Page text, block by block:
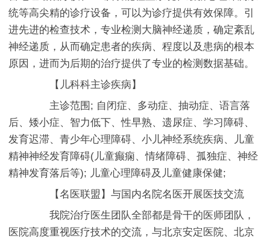
统等高尖精的诊疗设备，可以为诊疗提供有效保障。引
进先进的检查技术，专业检测大脑神经递质，确定紊乱
神经递质，从而确定患者的疾病、程度以及患病的根本
原因，进而为后期的治疗提供了专业的检测数据基础。
【儿科科主诊疾病】
主诊范围; 自闭症、多动症、抽动症、语言落
后、矮小症、智力低下、性早熟、遗尿症、学习障碍、
发育迟滞、青少年心理障碍、小儿神经系统疾病、儿童
精神神经发育障碍(儿童癫痫、情绪障碍、孤独症、神经
精神发育落后等); 儿童心理障碍及儿童健康保健;
【名医联盟】与国内名院名医开展医技交流
我院治疗医生团队全部都是骨干的医师团队，
医院高度重视医疗技术的交流，与北京安定医院、北京